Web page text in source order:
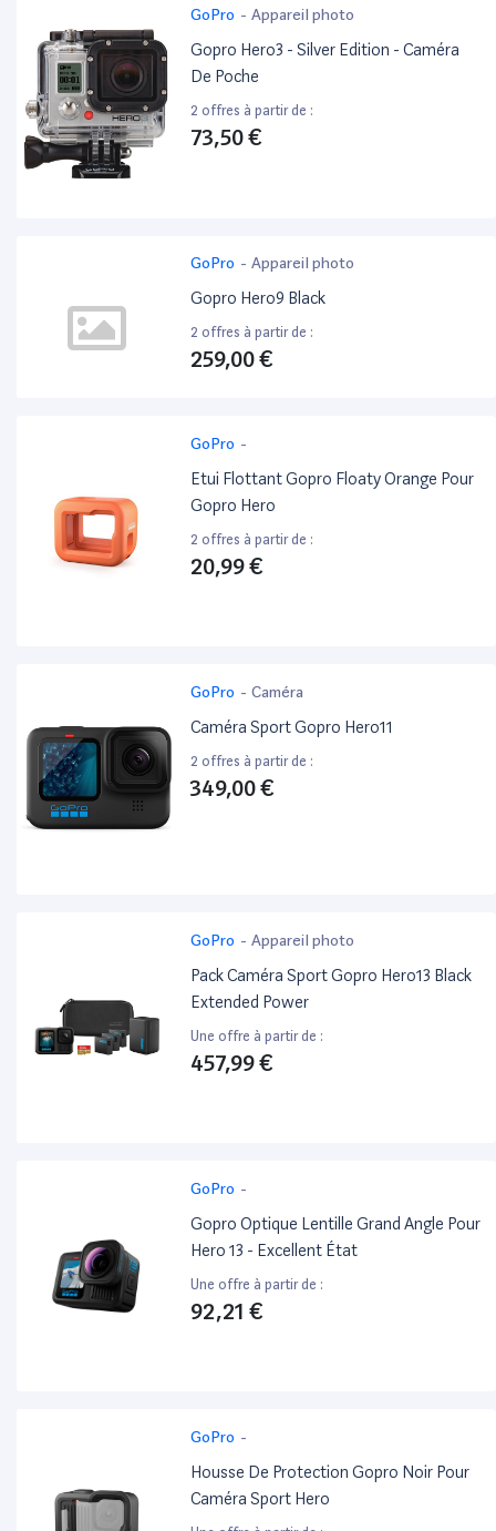
GoPro - Appareil photo
Gopro Hero3 - Silver Edition - Caméra
De Poche
2 offres à partir de :
73,50 €
GoPro - Appareil photo
Gopro Hero9 Black
2 offres à partir de :
259,00 €
GoPro -
Etui Flottant Gopro Floaty Orange Pour
Gopro Hero
2 offres à partir de :
20,99 €
GoPro - Caméra
Caméra Sport Gopro Hero11
2 offres à partir de :
349,00 €
GoPro - Appareil photo
Pack Caméra Sport Gopro Hero13 Black
Extended Power
Une offre à partir de :
457,99 €
GoPro -
Gopro Optique Lentille Grand Angle Pour
Hero 13 - Excellent État
Une offre à partir de :
92,21 €
GoPro -
Housse De Protection Gopro Noir Pour
Caméra Sport Hero